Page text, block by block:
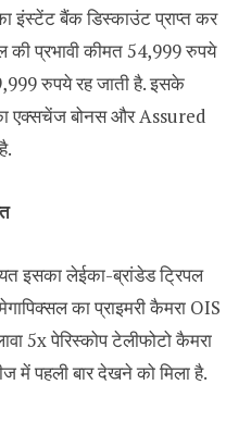
इंस्टेंट बैंक डिस्काउंट प्राप्त कर
प्रभावी कीमत 54,999 रुपये
रुपये रह जाती है. इसके
एक्सचेंज बोनस और Assured
इसका लेईका-ब्रांडेड ट्रिपल
का प्राइमरी कैमरा OIS
5x पेरिस्कोप टेलीफोटो कैमरा
में पहली बार देखने को मिला है.